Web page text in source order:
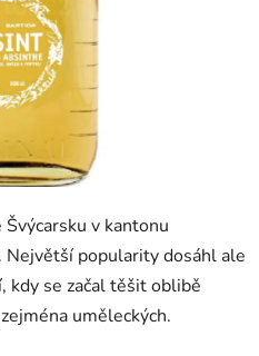
v kantonu
popularity dosáhl ale
kdy se začal těšit oblibě
uměleckých.